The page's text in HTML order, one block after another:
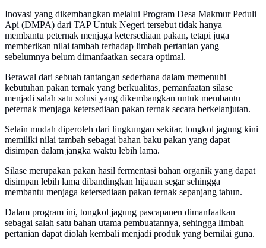
Inovasi yang dikembangkan melalui Program Desa Makmur Peduli
Api (DMPA) dari TAP Untuk Negeri tersebut tidak hanya
membantu peternak menjaga ketersediaan pakan, tetapi juga
memberikan nilai tambah terhadap limbah pertanian yang
sebelumnya belum dimanfaatkan secara optimal.
Berawal dari sebuah tantangan sederhana dalam memenuhi
kebutuhan pakan ternak yang berkualitas, pemanfaatan silase
menjadi salah satu solusi yang dikembangkan untuk membantu
peternak menjaga ketersediaan pakan ternak secara berkelanjutan.
Selain mudah diperoleh dari lingkungan sekitar, tongkol jagung kini
memiliki nilai tambah sebagai bahan baku pakan yang dapat
disimpan dalam jangka waktu lebih lama.
Silase merupakan pakan hasil fermentasi bahan organik yang dapat
disimpan lebih lama dibandingkan hijauan segar sehingga
membantu menjaga ketersediaan pakan ternak sepanjang tahun.
Dalam program ini, tongkol jagung pascapanen dimanfaatkan
sebagai salah satu bahan utama pembuatannya, sehingga limbah
pertanian dapat diolah kembali menjadi produk yang bernilai guna.